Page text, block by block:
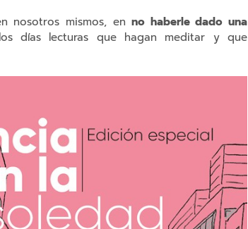
nosotros mismos, enno haberle dado una
días lecturas que hagan meditar y que